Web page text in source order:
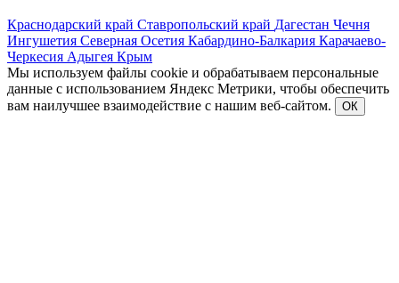
Краснодарский край Ставропольский край Дагестан Чечня
Ингушетия Северная Осетия Кабардино-Балкария Карачаево-
Черкесия Адыгея Крым
Мы используем файлы cookie и обрабатываем персональные
данные с использованием Яндекс Метрики, чтобы обеспечить
вам наилучшее взаимодействие с нашим веб-сайтом.
ОК